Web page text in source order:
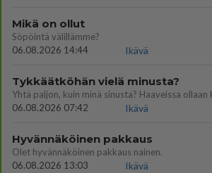
Mikä on ollut
Söpöintä välillämme?
06.08.2026 14:44
Ikävä
Tykkäätköhän vielä minusta?
06.08.2026 07:42
Ikävä
Hyvännäköinen pakkaus
Olet hyvännäköinen pakkaus nainen.
06.08.2026 13:03
Ikävä